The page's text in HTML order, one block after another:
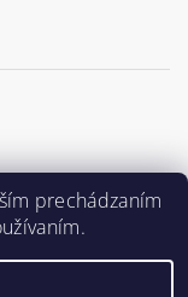
prechádzaním